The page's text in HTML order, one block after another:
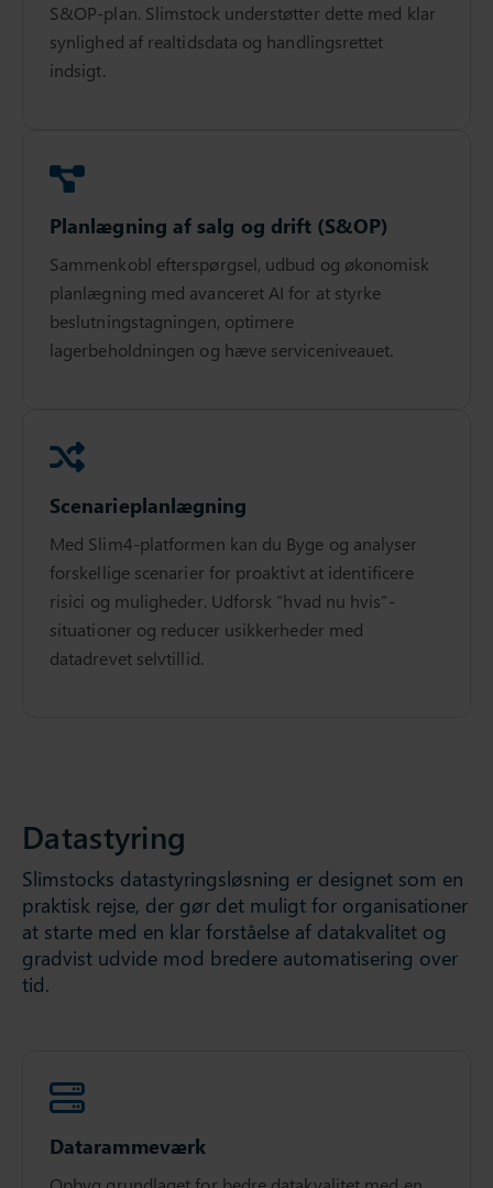
S&OP-plan. Slimstock understøtter dette med klar
synlighed af realtidsdata og handlingsrettet
indsigt.
Planlægning af salg og drift (S&OP)
Sammenkobl efterspørgsel, udbud og økonomisk
planlægning med avanceret AI for at styrke
beslutningstagningen, optimere
lagerbeholdningen og hæve serviceniveauet.
Scenarieplanlægning
Med Slim4-platformen kan du Byge og analyser
forskellige scenarier for proaktivt at identificere
risici og muligheder. Udforsk “hvad nu hvis”-
situationer og reducer usikkerheder med
datadrevet selvtillid.
Datastyring
Slimstocks datastyringsløsning er designet som en
praktisk rejse, der gør det muligt for organisationer
at starte med en klar forståelse af datakvalitet og
gradvist udvide mod bredere automatisering over
tid.
Datarammeværk